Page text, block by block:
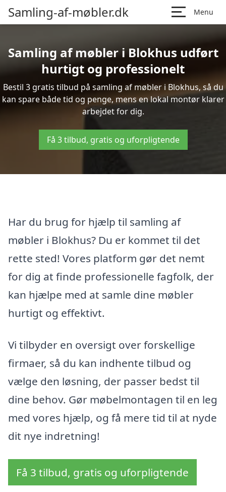
Samling-af-møbler.dk Menu
Samling af møbler i Blokhus udført
hurtigt og professionelt
Bestil 3 gratis tilbud på samling af møbler i Blokhus, så du
kan spare både tid og penge, mens en lokal montør klarer
arbejdet for dig.
Få 3 tilbud, gratis og uforpligtende
Har du brug for hjælp til samling af
møbler i Blokhus? Du er kommet til det
rette sted! Vores platform gør det nemt
for dig at finde professionelle fagfolk, der
kan hjælpe med at samle dine møbler
hurtigt og effektivt.
Vi tilbyder en oversigt over forskellige
firmaer, så du kan indhente tilbud og
vælge den løsning, der passer bedst til
dine behov. Gør møbelmontagen til en leg
med vores hjælp, og få mere tid til at nyde
dit nye indretning!
Få 3 tilbud, gratis og uforpligtende